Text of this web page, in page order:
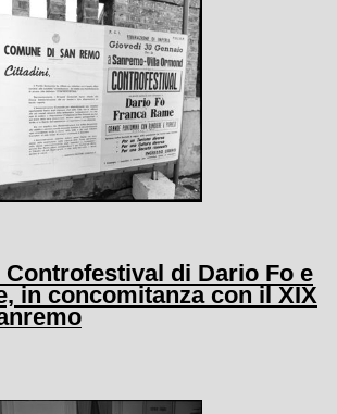
di Dario Fo e
in concomitanza con il XIX